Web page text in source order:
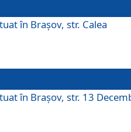
în Brașov, str. Calea
în Brașov, str. 13